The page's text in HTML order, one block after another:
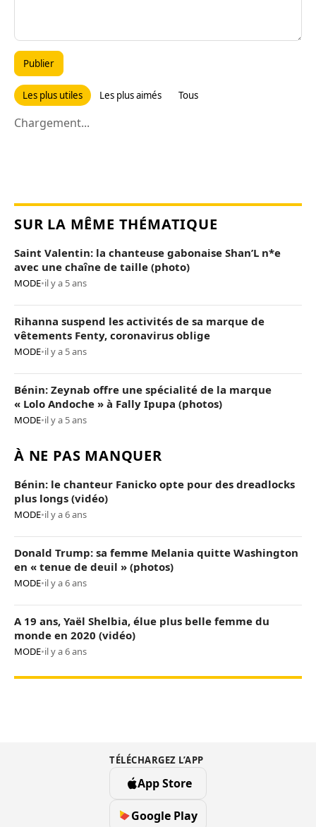
Publier
Les plus utiles Les plus aimés Tous
Chargement...
SUR LA MÊME THÉMATIQUE
Saint Valentin: la chanteuse gabonaise Shan’L n*e
avec une chaîne de taille (photo)
MODE•il y a 5 ans
Rihanna suspend les activités de sa marque de
vêtements Fenty, coronavirus oblige
MODE•il y a 5 ans
Bénin: Zeynab offre une spécialité de la marque
« Lolo Andoche » à Fally Ipupa (photos)
MODE•il y a 5 ans
À NE PAS MANQUER
Bénin: le chanteur Fanicko opte pour des dreadlocks
plus longs (vidéo)
MODE•il y a 6 ans
Donald Trump: sa femme Melania quitte Washington
en « tenue de deuil » (photos)
MODE•il y a 6 ans
A 19 ans, Yaël Shelbia, élue plus belle femme du
monde en 2020 (vidéo)
MODE•il y a 6 ans
TÉLÉCHARGEZ L’APP
App Store
Google Play